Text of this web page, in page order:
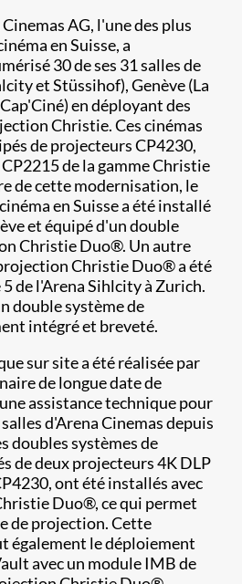
AG, l'une des plus
en Suisse, a
30 de ses 31 salles de
et Stüssihof), Genève (La
en déployant des
Christie. Ces cinémas
de projecteurs CP4230,
de la gamme Christie
de cette modernisation, le
en Suisse a été installé
et équipé d'un double
Christie Duo®. Un autre
Christie Duo® a été
de l'Arena Sihlcity à Zurich.
double système de
intégré et breveté.
sur site a été réalisée par
de longue date de
assistance technique pour
d'Arena Cinemas depuis
doubles systèmes de
de deux projecteurs 4K DLP
ont été installés avec
Duo®, ce qui permet
de projection. Cette
également le déploiement
avec un module IMB de